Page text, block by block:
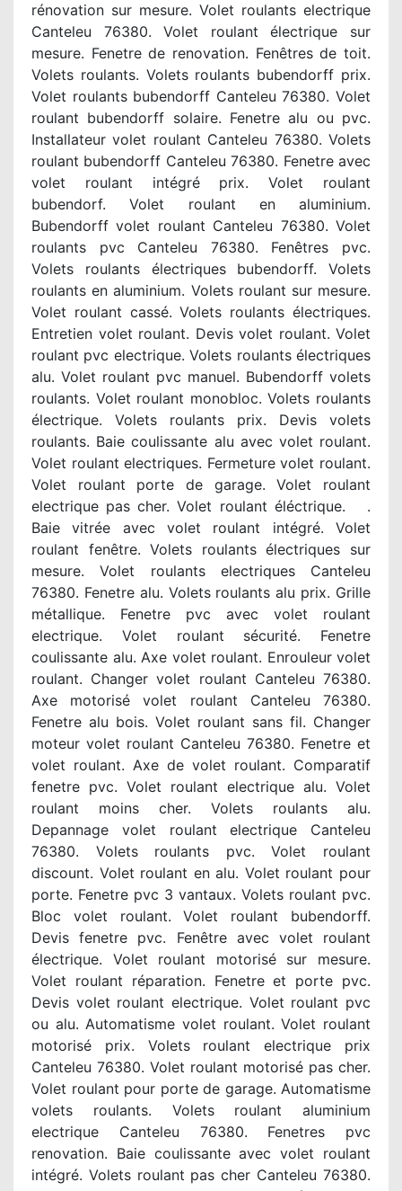
rénovation sur mesure. Volet roulants electrique
Canteleu 76380. Volet roulant électrique sur
mesure. Fenetre de renovation. Fenêtres de toit.
Volets roulants. Volets roulants bubendorff prix.
Volet roulants bubendorff Canteleu 76380. Volet
roulant bubendorff solaire. Fenetre alu ou pvc.
Installateur volet roulant Canteleu 76380. Volets
roulant bubendorff Canteleu 76380. Fenetre avec
volet roulant intégré prix. Volet roulant
bubendorf. Volet roulant en aluminium.
Bubendorff volet roulant Canteleu 76380. Volet
roulants pvc Canteleu 76380. Fenêtres pvc.
Volets roulants électriques bubendorff. Volets
roulants en aluminium. Volets roulant sur mesure.
Volet roulant cassé. Volets roulants électriques.
Entretien volet roulant. Devis volet roulant. Volet
roulant pvc electrique. Volets roulants électriques
alu. Volet roulant pvc manuel. Bubendorff volets
roulants. Volet roulant monobloc. Volets roulants
électrique. Volets roulants prix. Devis volets
roulants. Baie coulissante alu avec volet roulant.
Volet roulant electriques. Fermeture volet roulant.
Volet roulant porte de garage. Volet roulant
electrique pas cher. Volet roulant éléctrique. .
Baie vitrée avec volet roulant intégré. Volet
roulant fenêtre. Volets roulants électriques sur
mesure. Volet roulants electriques Canteleu
76380. Fenetre alu. Volets roulants alu prix. Grille
métallique. Fenetre pvc avec volet roulant
electrique. Volet roulant sécurité. Fenetre
coulissante alu. Axe volet roulant. Enrouleur volet
roulant. Changer volet roulant Canteleu 76380.
Axe motorisé volet roulant Canteleu 76380.
Fenetre alu bois. Volet roulant sans fil. Changer
moteur volet roulant Canteleu 76380. Fenetre et
volet roulant. Axe de volet roulant. Comparatif
fenetre pvc. Volet roulant electrique alu. Volet
roulant moins cher. Volets roulants alu.
Depannage volet roulant electrique Canteleu
76380. Volets roulants pvc. Volet roulant
discount. Volet roulant en alu. Volet roulant pour
porte. Fenetre pvc 3 vantaux. Volets roulant pvc.
Bloc volet roulant. Volet roulant bubendorff.
Devis fenetre pvc. Fenêtre avec volet roulant
électrique. Volet roulant motorisé sur mesure.
Volet roulant réparation. Fenetre et porte pvc.
Devis volet roulant electrique. Volet roulant pvc
ou alu. Automatisme volet roulant. Volet roulant
motorisé prix. Volets roulant electrique prix
Canteleu 76380. Volet roulant motorisé pas cher.
Volet roulant pour porte de garage. Automatisme
volets roulants. Volets roulant aluminium
electrique Canteleu 76380. Fenetres pvc
renovation. Baie coulissante avec volet roulant
intégré. Volets roulant pas cher Canteleu 76380.